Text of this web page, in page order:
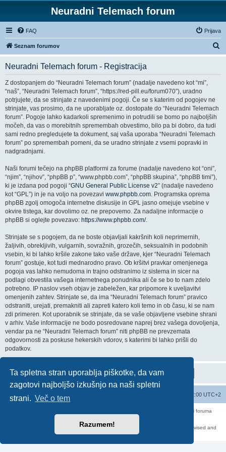
Ta spletna stran uporablja piškotke, da vam
zagotovi najboljšo izkušnjo na naši spletni
strani. Več o tem
Razumem!
Neuradni Telemach forum
FAQ Prijava
Seznam forumov
s
Neuradni Telemach forum - Registracija
Z dostopanjem do “Neuradni Telemach forum” (nadalje navedeno kot “mi”,
“naš”, “Neuradni Telemach forum”, “https://red-pill.eu/forum070”), uradno
potrjujete, da se strinjate z navedenimi pogoji. Če se s katerim od pogojev ne
strinjate, vas prosimo, da ne uporabljate oz. dostopate do “Neuradni Telemach
forum”. Pogoje lahko kadarkoli spremenimo in potrudili se bomo po najboljših
močeh, da vas o morebitnih spremembah obvestimo, bilo pa bi dobro, da tudi
sami redno pregledujete ta dokument, saj vaša uporaba “Neuradni Telemach
forum” po spremembah pomeni, da se uradno strinjate z vsemi popravki in
nadgradnjami.
Naši forumi tečejo na phpBB platformi za forume (nadalje navedeno kot “oni”,
“njim”, “njihov”, “phpBB p”, “www.phpbb.com”, “phpBB skupina”, “phpBB timi”),
ki je izdana pod pogoji “GNU General Public License v2” (nadalje navedeno
kot “GPL”) in je na voljo na povezavi www.phpbb.com. Programska oprema
phpBB zgolj omogoča internetne diskusije in GPL jasno omejuje vsebine v
okvire tistega, kar dovolimo oz. ne prepovemo. Za nadaljne informacije o
phpBB si oglejte povezavo: https://www.phpbb.com/.
Strinjate se s pogojem, da ne boste objavljali kakršnih koli neprimernih,
žaljivih, obrekljivih, vulgarnih, sovražnih, grozečih, seksualnih in podobnih
vsebin, ki bi lahko kršile zakone tako vaše države, kjer “Neuradni Telemach
forum” gostuje, kot tudi mednarodno pravo. Ob kršitvi pravkar omenjenega
pogoja vas lahko nemudoma in trajno odstranimo iz sistema in sicer na
podlagi obvestila vašega internetnega ponudnika ali če se bo to nam zdelo
potrebno. IP naslov vseh objav je zabeležen, kar pripomore k uveljavitvi
omenjenih zahtev. Strinjate se, da ima “Neuradni Telemach forum” pravico
odstraniti, urejati, premakniti ali zapreti katero koli temo in ob času, ki se nam
zdi primeren. Kot uporabnik se strinjate, da se vaše objavljene vsebine shrani
v arhiv. Vaše informacije ne bodo posredovane naprej brez vašega dovoljenja,
vendar pa ne “Neuradni Telemach forum” niti phpBB ne prevzemata
odgovornosti za poskuse hekerskih vdorov, s katerimi bi lahko prišli do
podatkov.
Seznam forumov Vsi časi so UTC+02:00 UTC+2
Forum070 je neuradni forum uporabnikov operaterja Telemach. Administratorji foruma
nimamo nobene povezave s podjetjem Telemach d.o.o.
Za vse objavljene prispevke odgovarjajo izključno njihovi avtorji.
https://red-pill.eu/forum070 -- forum070@red-pill.eu -- Powered by phpBB3 -- revised and